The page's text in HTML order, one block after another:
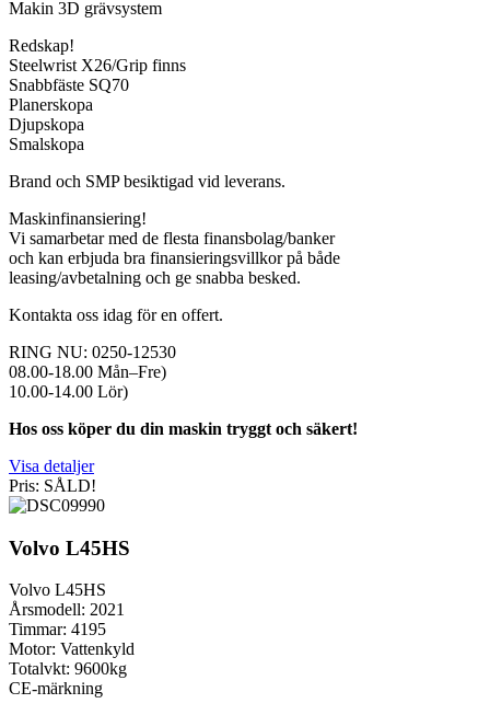
Makin 3D grävsystem
Redskap!
Steelwrist X26/Grip finns
Snabbfäste SQ70
Planerskopa
Djupskopa
Smalskopa
Brand och SMP besiktigad vid leverans.
Maskinfinansiering!
Vi samarbetar med de flesta finansbolag/banker
och kan erbjuda bra finansieringsvillkor på både
leasing/avbetalning och ge snabba besked.
Kontakta oss idag för en offert.
RING NU: 0250-12530
08.00-18.00 Mån–Fre)
10.00-14.00 Lör)
Hos oss köper du din maskin tryggt och säkert!
Visa detaljer
Pris: SÅLD!
Volvo L45HS
Volvo L45HS
Årsmodell: 2021
Timmar: 4195
Motor: Vattenkyld
Totalvkt: 9600kg
CE-märkning